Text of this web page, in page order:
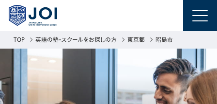
TOP 英語の塾・スクールをお探しの方 東京都 昭島市